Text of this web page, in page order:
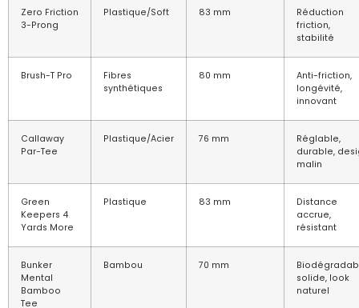
Zero Friction
3-Prong
Plastique/Soft 83 mm
Réduction
friction,
stabilité
Brush-T Pro
Fibres
synthétiques
80 mm
Anti-friction,
longévité,
innovant
Callaway
Par-Tee
Plastique/Acier 76 mm
Réglable,
durable,
malin
Green
Keepers 4
Yards More
Plastique 83 mm
Distance
accrue,
résistant
Bunker
Mental
Bamboo
Tee
Bambou 70 mm
solide, look
naturel